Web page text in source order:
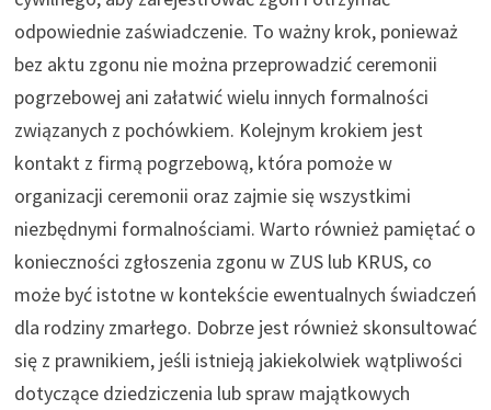
odpowiednie zaświadczenie. To ważny krok, ponieważ
bez aktu zgonu nie można przeprowadzić ceremonii
pogrzebowej ani załatwić wielu innych formalności
związanych z pochówkiem. Kolejnym krokiem jest
kontakt z firmą pogrzebową, która pomoże w
organizacji ceremonii oraz zajmie się wszystkimi
niezbędnymi formalnościami. Warto również pamiętać o
konieczności zgłoszenia zgonu w ZUS lub KRUS, co
może być istotne w kontekście ewentualnych świadczeń
dla rodziny zmarłego. Dobrze jest również skonsultować
się z prawnikiem, jeśli istnieją jakiekolwiek wątpliwości
dotyczące dziedziczenia lub spraw majątkowych